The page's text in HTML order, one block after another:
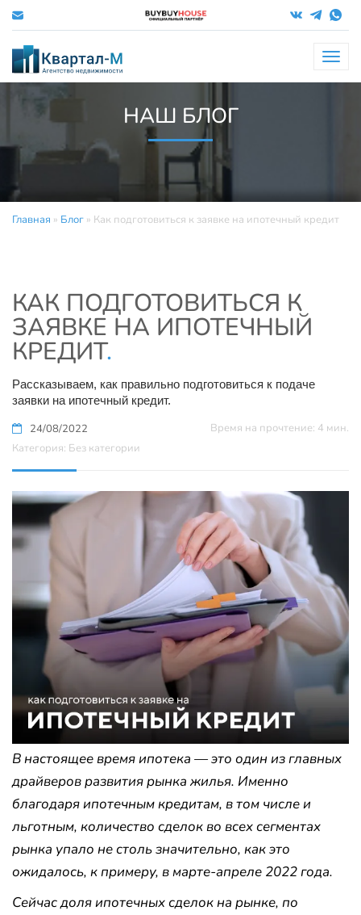
Меню
НАШ БЛОГ
Главная » Блог » Как подготовиться к заявке на ипотечный кредит
КАК ПОДГОТОВИТЬСЯ К
ЗАЯВКЕ НА ИПОТЕЧНЫЙ
КРЕДИТ.
Рассказываем, как правильно подготовиться к подаче
заявки на ипотечный кредит.
24/08/2022
Время на прочтение: 4 мин.
Категория: Без категории
В настоящее время ипотека — это один из главных
драйверов развития рынка жилья. Именно
благодаря ипотечным кредитам, в том числе и
льготным, количество сделок во всех сегментах
рынка упало не столь значительно, как это
ожидалось, к примеру, в марте-апреле 2022 года.
Сейчас доля ипотечных сделок на рынке, по